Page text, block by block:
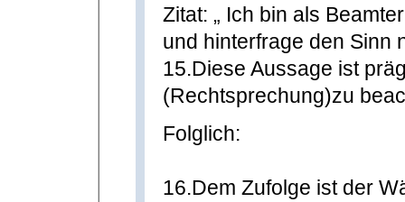
Zitat: „ Ich bin als
und hinterfrage den Sinn
15.Diese Aussage ist
(Rechtsprechung)zu
Folglich:
16.Dem Zufolge ist der